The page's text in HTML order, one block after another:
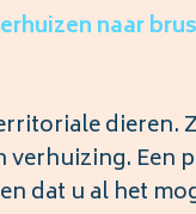
naar
dieren.
verhuizing.
dat u al het